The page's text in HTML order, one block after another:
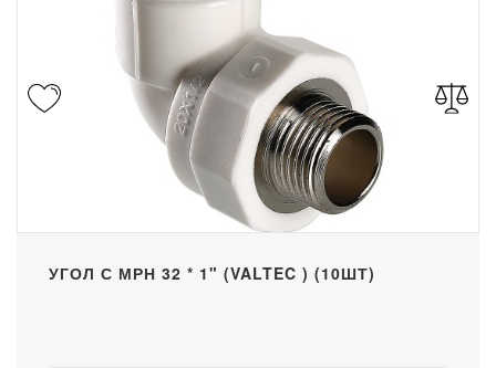
УГОЛ С МРН 32 * 1" (VALTEC ) (10ШТ)